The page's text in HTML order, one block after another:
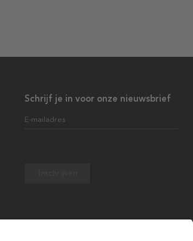
Schrijf je in voor onze nieuwsbrief
E-mailadres